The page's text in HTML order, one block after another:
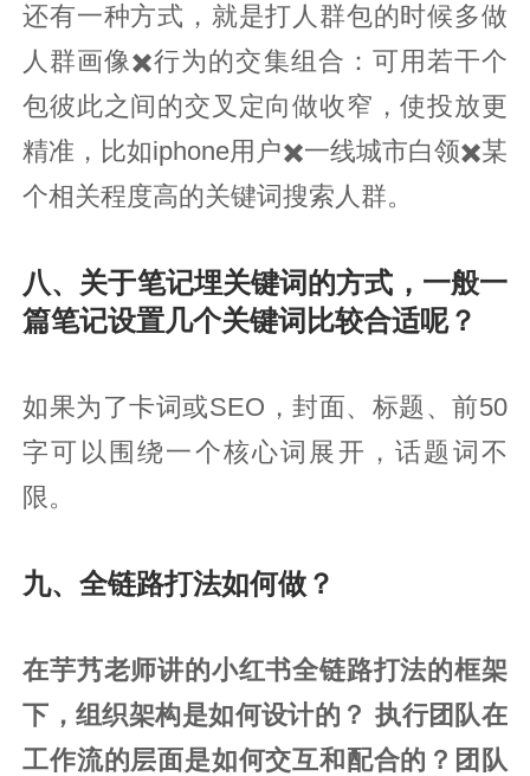
还有一种方式，就是打人群包的时候多做
人群画像✖️行为的交集组合：可用若干个
包彼此之间的交叉定向做收窄，使投放更
精准，比如iphone用户✖️一线城市白领✖️某
个相关程度高的关键词搜索人群。
八、关于笔记埋关键词的方式，一般一
篇笔记设置几个关键词比较合适呢？
如果为了卡词或SEO，封面、标题、前50
字可以围绕一个核心词展开，话题词不
限。
九、全链路打法如何做？
在芋艿老师讲的小红书全链路打法的框架
下，组织架构是如何设计的？ 执行团队在
工作流的层面是如何交互和配合的？团队